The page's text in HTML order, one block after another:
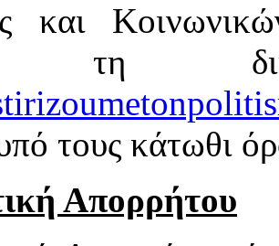
και
τη
τους κάτωθι
Απορρήτου